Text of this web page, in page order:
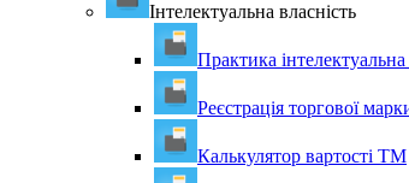
Інтелектуальна власність
Практика інтелектуальна
Реєстрація торгової
Калькулятор вартості ТМ